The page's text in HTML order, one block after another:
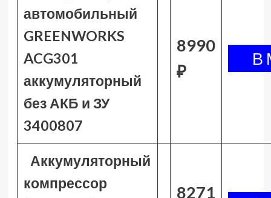
автомобильный
GREENWORKS
ACG301
аккумуляторный
без АКБ и ЗУ
3400807
8990
₽
Аккумуляторный
компрессор
8271